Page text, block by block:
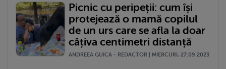
Picnic cu peripeții: cum își
protejează o mamă copilul
de un urs care se afla la doar
câțiva centimetri distanță
ANDREEA GUICA - REDACTOR | MIERCURI, 27.09.2023